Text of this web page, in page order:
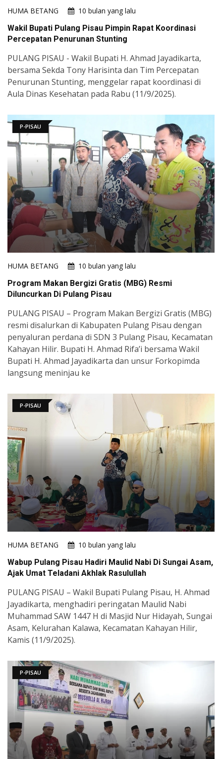
HUMA BETANG
10 bulan yang lalu
Wakil Bupati Pulang Pisau Pimpin Rapat Koordinasi
Percepatan Penurunan Stunting
PULANG PISAU - Wakil Bupati H. Ahmad Jayadikarta,
bersama Sekda Tony Harisinta dan Tim Percepatan
Penurunan Stunting, menggelar rapat koordinasi di
Aula Dinas Kesehatan pada Rabu (11/9/2025).
P-PISAU
HUMA BETANG
10 bulan yang lalu
Program Makan Bergizi Gratis (MBG) Resmi
Diluncurkan Di Pulang Pisau
PULANG PISAU – Program Makan Bergizi Gratis (MBG)
resmi disalurkan di Kabupaten Pulang Pisau dengan
penyaluran perdana di SDN 3 Pulang Pisau, Kecamatan
Kahayan Hilir. Bupati H. Ahmad Rifa’i bersama Wakil
Bupati H. Ahmad Jayadikarta dan unsur Forkopimda
langsung meninjau ke
P-PISAU
HUMA BETANG
10 bulan yang lalu
Wabup Pulang Pisau Hadiri Maulid Nabi Di Sungai Asam,
Ajak Umat Teladani Akhlak Rasulullah
PULANG PISAU – Wakil Bupati Pulang Pisau, H. Ahmad
Jayadikarta, menghadiri peringatan Maulid Nabi
Muhammad SAW 1447 H di Masjid Nur Hidayah, Sungai
Asam, Kelurahan Kalawa, Kecamatan Kahayan Hilir,
Kamis (11/9/2025).
P-PISAU